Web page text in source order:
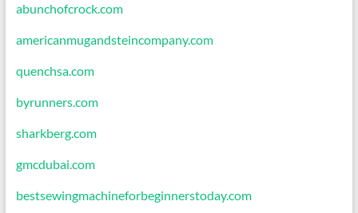
abunchofcrock.com
americanmugandsteincompany.com
quenchsa.com
byrunners.com
sharkberg.com
gmcdubai.com
bestsewingmachineforbeginnerstoday.com